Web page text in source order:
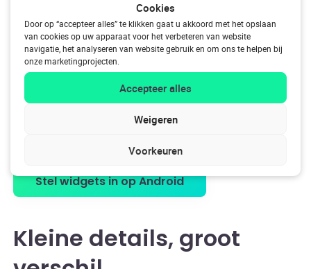
Cookies
Door op “accepteer alles” te klikken gaat u akkoord met het opslaan
van cookies op uw apparaat voor het verbeteren van website
navigatie, het analyseren van website gebruik en om ons te helpen bij
onze marketingprojecten.
Accepteer alles
Weigeren
Voorkeuren
iOS-gebruikers was dit al mogelijk. Zo zie je in één
oogopslag je actuele verbruik, teruglevering of
opwek, zonder de app te openen. Je kiest zelf
welke gegevens je wil tonen, zodat je altijd zicht
hebt op wat er thuis gebeurt. Handig, overzichtelijk
en een mooie stap om energie-inzicht nóg dichterbij
Stel widgets in op Android
Kleine details, groot